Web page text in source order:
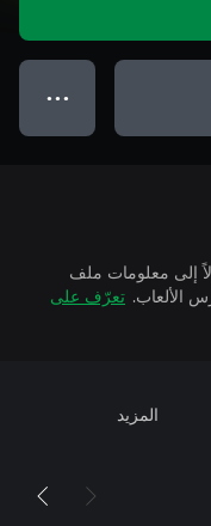
● ● ●
إلى معلومات ملف
تعرّف على
المزيد